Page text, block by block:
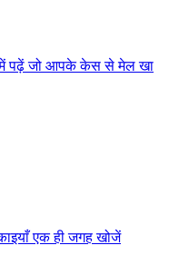
में पढ़ें जो आपके केस से मेल खा
एक ही जगह खोजें